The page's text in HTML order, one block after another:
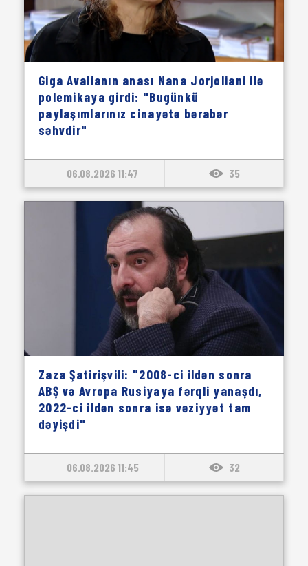
Giga Avalianın anası Nana Jorjoliani ilə
polemikaya girdi: "Bugünkü
paylaşımlarınız cinayətə bərabər
səhvdir"
06.08.2026 11:47 35
Zaza Şatirişvili: "2008-ci ildən sonra
ABŞ və Avropa Rusiyaya fərqli yanaşdı,
2022-ci ildən sonra isə vəziyyət tam
dəyişdi"
06.08.2026 11:45 32